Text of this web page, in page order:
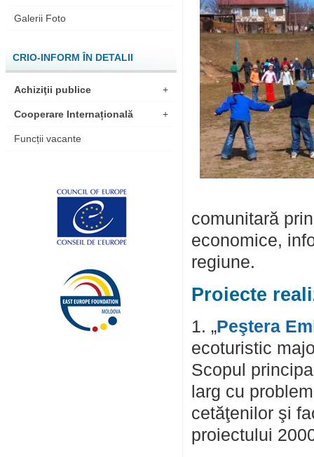
Galerii Foto
CRIO-INFORM ÎN DETALII
Achiziţii publice +
Cooperare Internațională +
Funcții vacante
comunitară
economice,
regiune.
Proiecte
1. „Peştera
ecoturistic
Scopul
larg cu
cetăţenilor şi
proiectului